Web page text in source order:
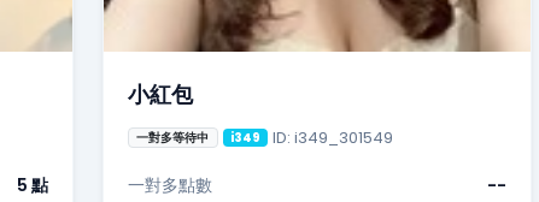
5 點
小紅包
一對多等待中 i349 ID: i349_301549
一對多點數
--